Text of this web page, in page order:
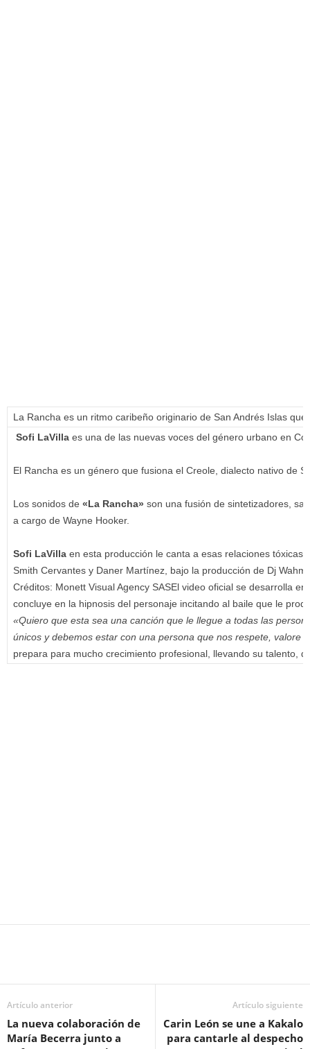
La Rancha es un ritmo caribeño originario de San Andrés Islas
Sofi LaVilla es una de las nuevas voces del género urbano en
El Rancha es un género que fusiona el Creole, dialecto nativo de
Los sonidos de «La Rancha» son una fusión de sintetizadores,
a cargo de Wayne Hooker.
Sofi LaVilla en esta producción le canta a esas relaciones
Smith Cervantes y Daner Martínez, bajo la producción de Dj Wahm.
Créditos: Monett Visual Agency SASEl video oficial se desarrolla
concluye en la hipnosis del personaje incitando al baile que le
«Quiero que esta sea una canción que le llegue a todas las
únicos y debemos estar con una persona que nos respete, valore
prepara para mucho crecimiento profesional, llevando su talento,
Artículo anterior
La nueva colaboración de
María Becerra junto a
Artículo siguiente
Carin León se une a Kakalo
para cantarle al despecho